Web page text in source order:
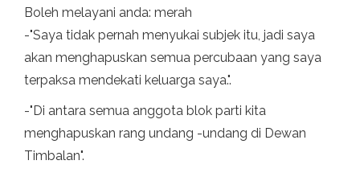
Boleh melayani anda: merah
-"Saya tidak pernah menyukai subjek itu, jadi saya
akan menghapuskan semua percubaan yang saya
terpaksa mendekati keluarga saya.".
-"Di antara semua anggota blok parti kita
menghapuskan rang undang -undang di Dewan
Timbalan".